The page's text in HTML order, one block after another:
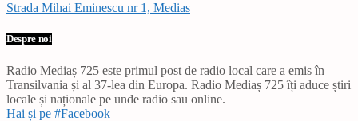
Strada Mihai Eminescu nr 1, Medias
Despre noi
Radio Mediaș 725 este primul post de radio local care a emis în
Transilvania și al 37-lea din Europa. Radio Mediaș 725 îți aduce știri
locale și naționale pe unde radio sau online.
Hai și pe #Facebook